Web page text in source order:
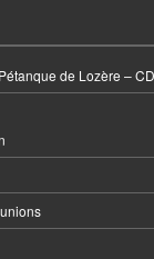
de Lozère –